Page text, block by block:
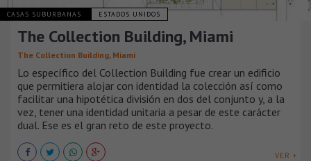
CASAS SUBURBANAS ESTADOS UNIDOS
The Collection Building, Miami
The Collection Building, Miami
Lo específico del Collection Building fue crear un edificio
que permitiera alojar con identidad la colección así como
facilitar una hipotética división en dos del conjunto y, a la
vez, tener una identidad unitaria a pesar de este carácter
dual. Ese es el gran reto de este proyecto.
VER +